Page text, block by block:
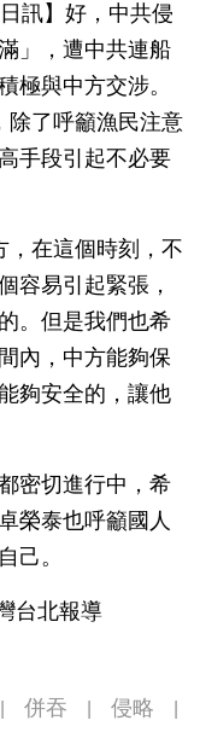
訊】好，中共侵
」，遭中共連船
極與中方交涉。
除了呼籲漁民注意
手段引起不必要
，在這個時刻，不
容易引起緊張，
。但是我們也希
內，中方能夠保
夠安全的，讓他
密切進行中，希
榮泰也呼籲國人
己。
台北報導
併吞 侵略